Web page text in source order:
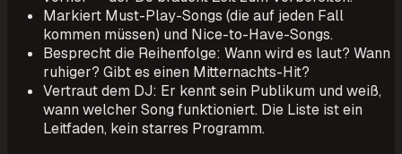
Markiert Must-Play-Songs (die auf jeden Fall
kommen müssen) und Nice-to-Have-Songs.
Besprecht die Reihenfolge: Wann wird es laut? Wann
ruhiger? Gibt es einen Mitternachts-Hit?
Vertraut dem DJ: Er kennt sein Publikum und weiß,
wann welcher Song funktioniert. Die Liste ist ein
Leitfaden, kein starres Programm.